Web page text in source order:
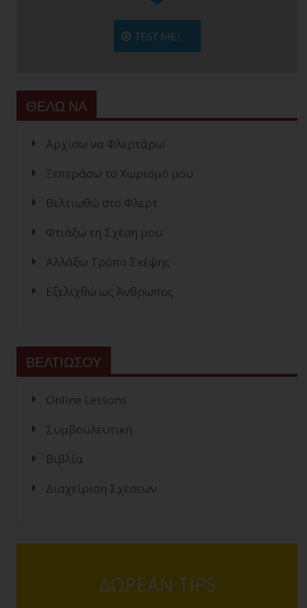
TEST ME!
ΘΕΛΩ ΝΑ
Αρχίσω να Φλερτάρω
Ξεπεράσω το Χωρισμό μου
Βελτιωθώ στο Φλερτ
Φτιάξω τη Σχέση μου
Αλλάξω Τρόπο Σκέψης
Εξελιχθώ ως Άνθρωπος
ΒΕΛΤΙΩΣΟΥ
Online Lessons
Συμβουλευτική
Βιβλία
Διαχείριση Σχέσεων
ΔΩΡΕΑΝ TIPS